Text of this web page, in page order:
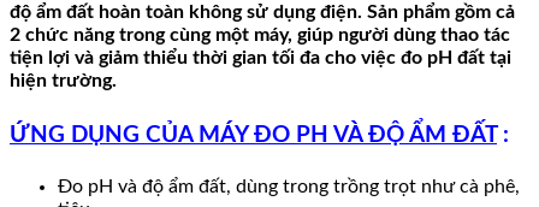
độ ẩm đất hoàn toàn không sử dụng điện. Sản phẩm gồm cả
2 chức năng trong cùng một máy, giúp người dùng thao tác
tiện lợi và giảm thiểu thời gian tối đa cho việc đo pH đất tại
hiện trường.
ỨNG DỤNG CỦA MÁY ĐO PH VÀ ĐỘ ẨM ĐẤT:
Đo pH và độ ẩm đất, dùng trong trồng trọt như cà phê,